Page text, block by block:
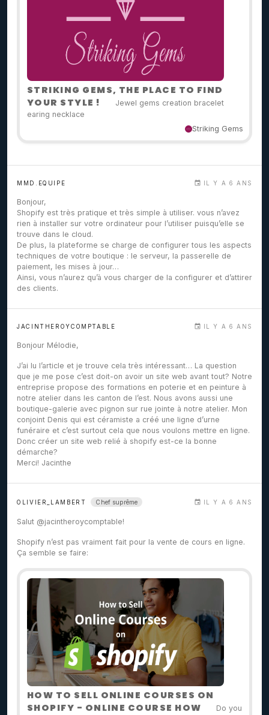
Striking Gems
STRIKING GEMS, THE PLACE TO FIND
YOUR STYLE !
Jewel gems creation bracelet
earing necklace
MMD.EQUIPE IL Y A 6 ANS
Bonjour,
Shopify est très pratique et très simple à utiliser. vous n’avez
rien à installer sur votre ordinateur pour l’utiliser puisqu’elle se
trouve dans le cloud.
De plus, la plateforme se charge de configurer tous les aspects
techniques de votre boutique : le serveur, la passerelle de
paiement, les mises à jour…
Ainsi, vous n’aurez qu’à vous charger de la configurer et d’attirer
des clients.
JACINTHEROYCOMPTABLE IL Y A 6 ANS
Bonjour Mélodie,
J’ai lu l’article et je trouve cela très intéressant… La question
que je me pose c’est doit-on avoir un site web avant tout? Notre
entreprise propose des formations en poterie et en peinture à
notre atelier dans les canton de l’est. Nous avons aussi une
boutique-galerie avec pignon sur rue jointe à notre atelier. Mon
conjoint Denis qui est céramiste a créé une ligne d’urne
funéraire et c’est surtout cela que nous voulons mettre en ligne.
Donc créer un site web relié à shopify est-ce la bonne
démarche?
Merci! Jacinthe
OLIVIER_LAMBERT Chef suprême IL Y A 6 ANS
Salut @jacintheroycomptable!
Shopify n’est pas vraiment fait pour la vente de cours en ligne.
Ça semble se faire:
HOW TO SELL ONLINE COURSES ON
SHOPIFY - ONLINE COURSE HOW
Do you